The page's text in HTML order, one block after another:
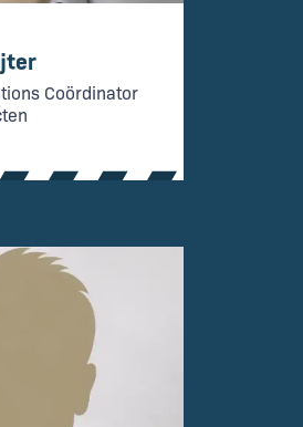
Coördinator